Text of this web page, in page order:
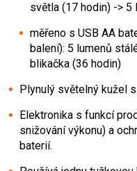
světla (17 hodin) -> 5
měřeno s USB AA
balení): 5 lumenů
blikačka (36 hodin)
Plynulý světelný kužel
Elektronika s funkcí
snižování výkonu) a
baterií.